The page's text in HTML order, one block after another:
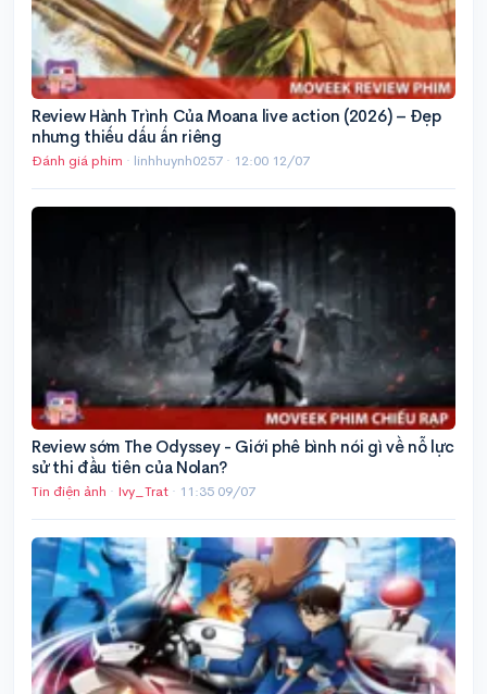
Review Hành Trình Của Moana live action (2026) – Đẹp
nhưng thiếu dấu ấn riêng
Đánh giá phim · linhhuynh0257 · 12:00 12/07
Review sớm The Odyssey - Giới phê bình nói gì về nỗ lực
sử thi đầu tiên của Nolan?
Tin điện ảnh · Ivy_Trat · 11:35 09/07